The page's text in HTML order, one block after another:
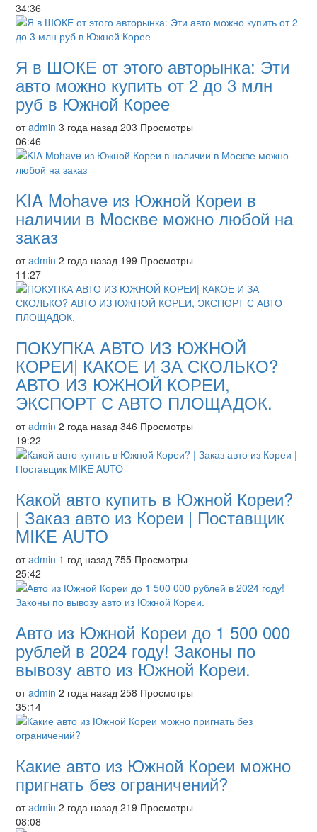
34:36
Я в ШОКЕ от этого авторынка: Эти
авто можно купить от 2 до 3 млн
руб в Южной Корее
отadmin 3 года назад 203 Просмотры
06:46
KIA Mohave из Южной Кореи в
наличии в Москве можно любой на
заказ
отadmin 2 года назад 199 Просмотры
11:27
ПОКУПКА АВТО ИЗ ЮЖНОЙ
КОРЕИ| КАКОЕ И ЗА СКОЛЬКО?
АВТО ИЗ ЮЖНОЙ КОРЕИ,
ЭКСПОРТ С АВТО ПЛОЩАДОК.
отadmin 2 года назад 346 Просмотры
19:22
Какой авто купить в Южной Кореи?
| Заказ авто из Кореи | Поставщик
MIKE AUTO
отadmin 1 год назад 755 Просмотры
25:42
Авто из Южной Кореи до 1 500 000
рублей в 2024 году! Законы по
вывозу авто из Южной Кореи.
отadmin 2 года назад 258 Просмотры
35:14
Какие авто из Южной Кореи можно
пригнать без ограничений?
отadmin 2 года назад 219 Просмотры
08:08